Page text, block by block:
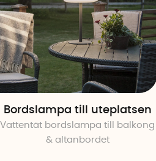
Bordslampa till uteplatsen
Vattentät bordslampa till balkong
& altanbordet